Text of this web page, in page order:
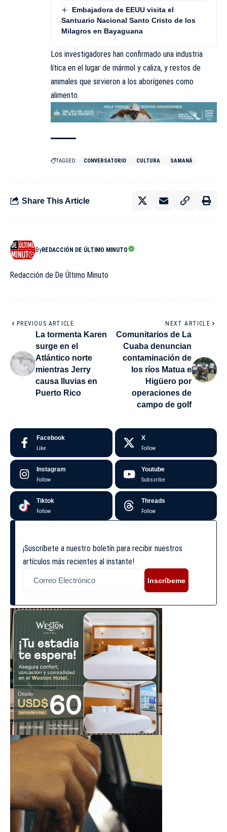
Embajadora de EEUU visita el
Santuario Nacional Santo Cristo de los
Milagros en Bayaguana
Los investigadores han confirmado una industria
lítica en el lugar de mármol y caliza, y restos de
animales que sirvieron a los aborígenes como
alimento.
TAGGED: CONVERSATORIO CULTURA SAMANÁ
Share This Article
ByREDACCIÓN DE ÚLTIMO MINUTO
Redacción de De Último Minuto
PREVIOUS ARTICLE
La tormenta Karen
surge en el
Atlántico norte
mientras Jerry
causa lluvias en
Puerto Rico
NEXT ARTICLE
Comunitarios de La
Cuaba denuncian
contaminación de
los ríos Matua e
Higüero por
operaciones de
campo de golf
Facebook
Like
X
Follow
Instagram
Follow
Youtube
Subscribe
Tiktok
Follow
Threads
Follow
¡Suscríbete a nuestro boletín para recibir nuestros
artículos más recientes al instante!
Inscríbeme